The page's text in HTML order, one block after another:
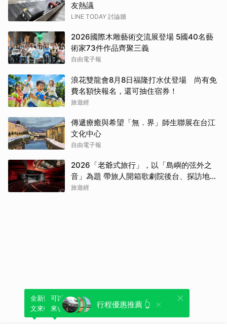
友熱議
LINE TODAY 討論牆
2026國際木雕藝術交流展登場 5國40名藝
術家73件作品齊聚三義
自由電子報
浪花雙龍會8月8日福隆打水仗登場 尚有免
費名額快報名，還可抽住宿券！
旅遊經
傳遞療癒與希望「無．界」師生聯展在台江
文化中心
自由電子報
2026「老爺式旅行」，以「島嶼的弦外之
音」為題 帶旅人開箱歌劇院後台、探訪地下
舞廳年代及體驗民歌
旅遊經
行程優惠推薦 👆
全新體驗！一鍵引用此內容，透過發布貼
文來輕鬆表達個人立場。
可以轉發或引用此內容至自己的貼文中，
來發表您的評論或觀點。